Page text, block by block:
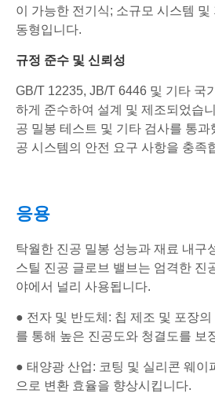
이 가능한 전기식; 소규모 시스템
동형입니다.
규정 준수 및 신뢰성
GB/T 12235, JB/T 6446 및 기타 국
하게 준수하여 설계 및 제조되었습
공 밀봉 테스트 및 기타 검사를 통과
공 시스템의 안전 요구 사항을 충족
응용
탁월한 진공 밀봉 성능과 재료 내구
스틸 진공 글로브 밸브는 엄격한 진
야에서 널리 사용됩니다.
● 전자 및 반도체: 칩 제조 및 포장
를 통해 높은 진공도와 청결도를 보
● 태양광 산업: 코팅 및 실리콘 웨이
으로 변환 효율을 향상시킵니다.